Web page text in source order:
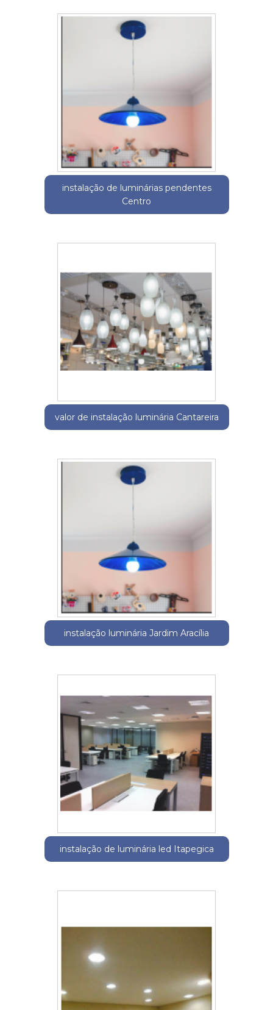
instalação de luminárias pendentes
Centro
valor de instalação luminária Cantareira
instalação luminária Jardim Aracília
instalação de luminária led Itapegica